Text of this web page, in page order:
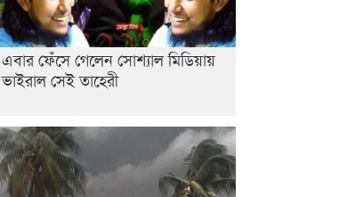
এবার ফেঁসে গেলেন সোশ্যাল মিডিয়ায়
ভাইরাল সেই তাহেরী